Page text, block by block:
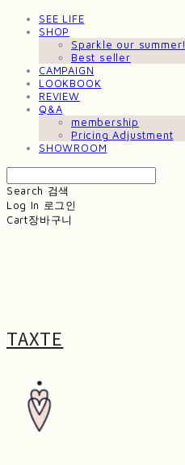
SEE LIFE
SHOP
Sparkle our summer!
Best seller
CAMPAIGN
LOOKBOOK
REVIEW
Q&A
membership
Pricing Adjustment
SHOWROOM
Search 검색
Log In 로그인
Cart장바구니
TAXTE